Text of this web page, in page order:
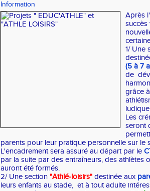
Information
Après
succès
1/ Une
(5 à 7
de
grâce
Les
seront
parents pour leur pratique personnelle sur le
L'encadrement sera assuré au départ par le
par la suite par des entraîneurs, des athlètes
auront été formés.
2/ Une section "Athlé-loisirs" destinée aux
leurs enfants au stade, et à tout adulte